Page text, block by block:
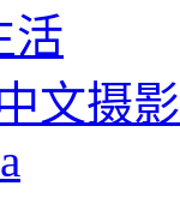
活
文摄影